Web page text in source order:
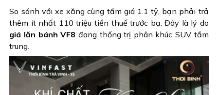
So sánh với xe xăng cùng tầm giá 1.1 tỷ, bạn phải trả
thêm ít nhất 110 triệu tiền thuế trước bạ. Đây là lý do
giá lăn bánh VF8 đang thống trị phân khúc SUV tầm
trung.